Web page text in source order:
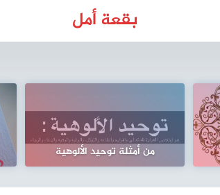
بقعة أمل
من أمثلة توحيد الألوهية